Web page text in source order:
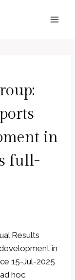
in
full-
Results
in
15-Jul-2025
hoc